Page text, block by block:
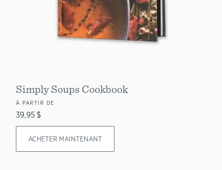
Simply Soups Cookbook
À PARTIR DE
39,95 $
ACHETER MAINTENANT